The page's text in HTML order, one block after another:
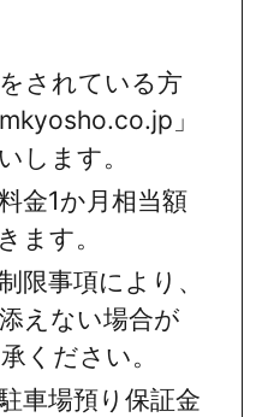
されている方
」
します。
金1か月相当額
ます。
限事項により、
えない場合が
ください。
車場預り保証金